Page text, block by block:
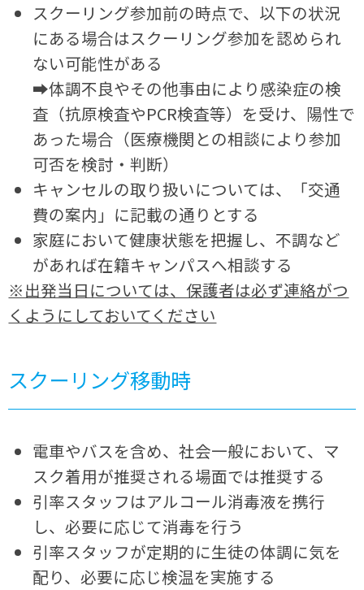
スクーリング参加前の時点で、以下の状況
にある場合はスクーリング参加を認められ
ない可能性がある
➡体調不良やその他事由により感染症の検
査（抗原検査やPCR検査等）を受け、陽性で
あった場合（医療機関との相談により参加
可否を検討・判断）
キャンセルの取り扱いについては、「交通
費の案内」に記載の通りとする
家庭において健康状態を把握し、不調など
があれば在籍キャンパスへ相談する
※出発当日については、保護者は必ず連絡がつ
くようにしておいてください
スクーリング移動時
電車やバスを含め、社会一般において、マ
スク着用が推奨される場面では推奨する
引率スタッフはアルコール消毒液を携行
し、必要に応じて消毒を行う
引率スタッフが定期的に生徒の体調に気を
配り、必要に応じ検温を実施する